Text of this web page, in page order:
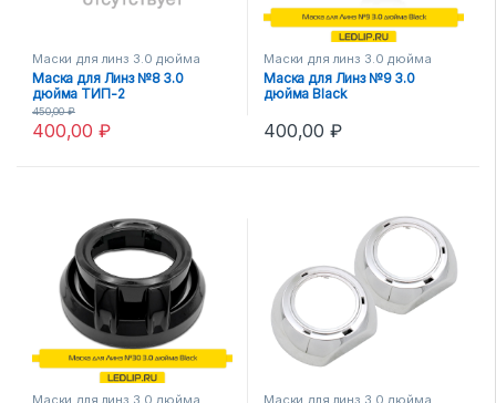
Маски для линз 3.0 дюйма
Маска для Линз №8 3.0
дюйма ТИП-2
400,00₽
450,00₽
Маски для линз 3.0 дюйма
Маска для Линз №9 3.0
дюйма Black
400,00₽